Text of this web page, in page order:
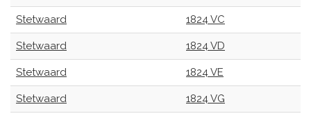
Stetwaard 1824 VC
Stetwaard 1824 VD
Stetwaard 1824 VE
Stetwaard 1824 VG